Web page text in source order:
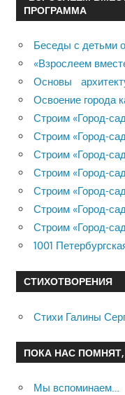
ПРОГРАММА
Беседы с детьми
«Взрослеем
Основы
Освоение города
Строим «Город-
Строим «Город-
Строим «Город-
Строим «Город-
Строим «Город-
Строим «Город-
Строим «Город-
1001
СТИХОТВОРЕНИЯ
Стихи Галины
ПОКА НАС
Мы вспоминаем…